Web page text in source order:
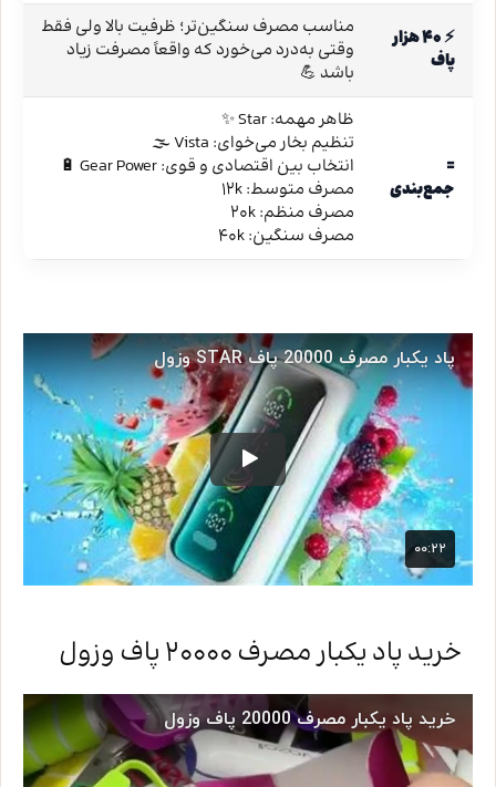
⚡ ۴۰ هزار
پاف
مناسب مصرف سنگین‌تر؛ ظرفیت بالا ولی فقط
وقتی به‌درد می‌خورد که واقعاً مصرفت زیاد
باشد 💪
🟰
جمع‌بندی
ظاهر مهمه: Star ✨
تنظیم بخار می‌خوای: Vista 🌫️
انتخاب بین اقتصادی و قوی: Gear Power 🔋
مصرف متوسط: ۱۲k
مصرف منظم: ۲۰k
مصرف سنگین: ۴۰k
خرید پاد یکبار مصرف 20000 پاف وزول